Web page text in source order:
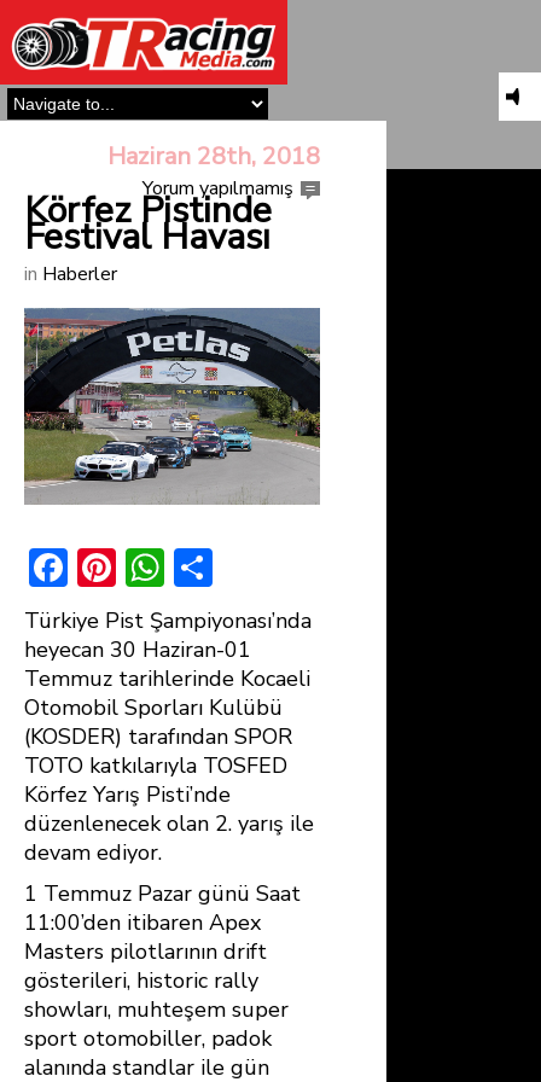
Haziran 28th, 2018
Yorum yapılmamış
Körfez Pistinde
Festival Havası
in Haberler
F
ac
e
b
o
ok
Pi
nt
er
e
st
W
h
at
s
A
p
p
h
ar
e
Türkiye Pist Şampiyonası’nda
heyecan 30 Haziran-01
Temmuz tarihlerinde Kocaeli
Otomobil Sporları Kulübü
(KOSDER) tarafından SPOR
TOTO katkılarıyla TOSFED
Körfez Yarış Pisti’nde
düzenlenecek olan 2. yarış ile
devam ediyor.
1 Temmuz Pazar günü Saat
11:00’den itibaren Apex
Masters pilotlarının drift
gösterileri, historic rally
showları, muhteşem super
sport otomobiller, padok
alanında standlar ile gün